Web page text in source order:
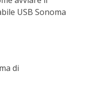
USB Sonoma
di